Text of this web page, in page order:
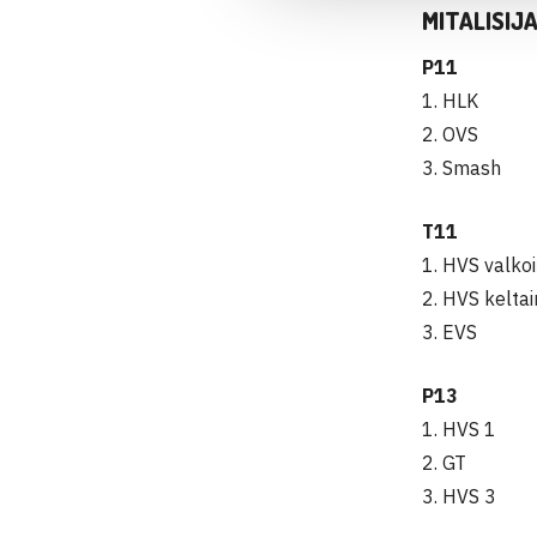
P11
1. HLK
2. OVS
3. Smash
T11
1. HVS
2. HVS
3. EVS
P13
1. HVS 1
2. GT
3. HVS 3